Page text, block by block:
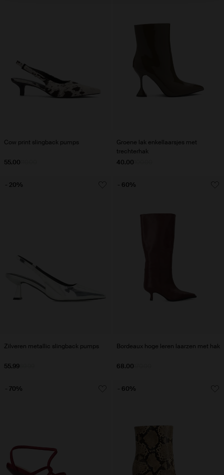
Cow print slingback pumps
55.00
Groene lak enkellaarsjes met
trechterhak
40.00
Zilveren metallic slingback pumps
55.99
- 20%
Bordeaux hoge leren laarzen met hak
68.00
- 60%
- 70% - 60%